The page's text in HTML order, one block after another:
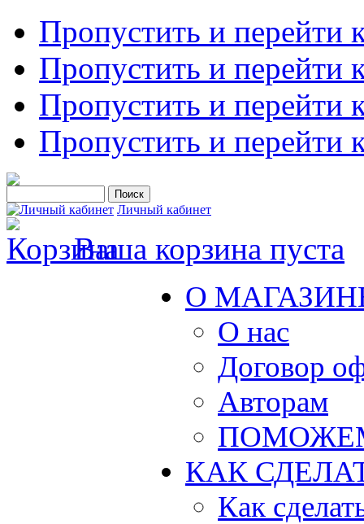
Пропустить и перейти
Пропустить и перейти
Пропустить и перейти
Пропустить и перейти
Личный кабинет
Ваша корзина пуста
О
О нас
Договор
Авторам
КАК
Как